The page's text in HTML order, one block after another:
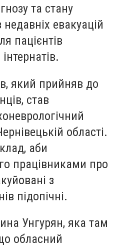
та стану
евакуацій
пацієнтів
який прийняв до
став
області.
аби
працівниками про
з
підопічні.
Унгурян, яка там
обласний